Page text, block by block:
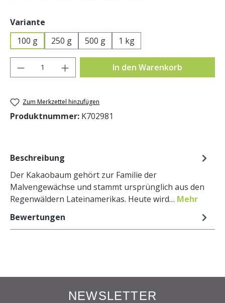
Variante
100 g
250 g 500 g 1 kg
Produkt Anzahl: Gib den gewünschten
In den Warenkorb
Zum Merkzettel hinzufügen
Produktnummer: K702981
Beschreibung
Der Kakaobaum gehört zur Familie der
Malvengewächse und stammt ursprünglich aus den
Regenwäldern Lateinamerikas. Heute wird… Mehr
Bewertungen
NEWSLETTER